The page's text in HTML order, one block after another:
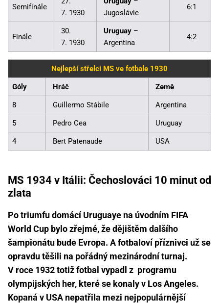
Semifinále
7. 1930
Jugoslávie
6:1
Finále
30.
7. 1930
Uruguay –
Argentina
4:2
Nejlepší střelci MS ve fotbale 1930
Góly Hráč Země
8 Guillermo Stábile Argentina
5 Pedro Cea Uruguay
4 Bert Patenaude USA
MS 1934 v Itálii: Čechoslováci 10 minut od
zlata
Po triumfu domácí Uruguaye na úvodním FIFA
World Cup bylo zřejmé, že dějištěm dalšího
šampionátu bude Evropa. A fotbaloví příznivci už se
opravdu těšili na pořádný mezinárodní turnaj.
V roce 1932 totiž fotbal vypadl z programu
olympijských her, které se konaly v Los Angeles.
Kopaná v USA nepatřila mezi nejpopulárnější